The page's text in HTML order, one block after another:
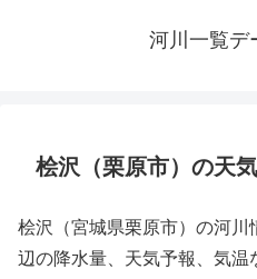
河川一覧デ
桧沢（栗原市）の天
桧沢（宮城県栗原市）の河川
辺の降水量、天気予報、気温